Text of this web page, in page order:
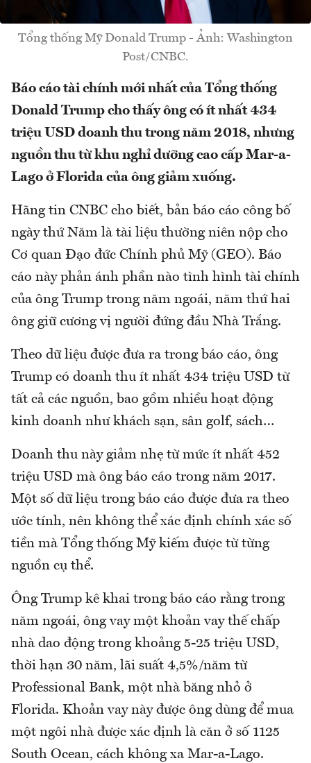
Tổng thống Mỹ Donald Trump - Ảnh: Washington
Post/CNBC.
Báo cáo tài chính mới nhất của Tổng thống
Donald Trump cho thấy ông có ít nhất 434
triệu USD doanh thu trong năm 2018, nhưng
nguồn thu từ khu nghỉ dưỡng cao cấp Mar-a-
Lago ở Florida của ông giảm xuống.
Hãng tin CNBC cho biết, bản báo cáo công bố
ngày thứ Năm là tài liệu thường niên nộp cho
Cơ quan Đạo đức Chính phủ Mỹ (GEO). Báo
cáo này phản ánh phần nào tình hình tài chính
của ông Trump trong năm ngoái, năm thứ hai
ông giữ cương vị người đứng đầu Nhà Trắng.
Theo dữ liệu được đưa ra trong báo cáo, ông
Trump có doanh thu ít nhất 434 triệu USD từ
tất cả các nguồn, bao gồm nhiều hoạt động
kinh doanh như khách sạn, sân golf, sách…
Doanh thu này giảm nhẹ từ mức ít nhất 452
triệu USD mà ông báo cáo trong năm 2017.
Một số dữ liệu trong báo cáo được đưa ra theo
ước tính, nên không thể xác định chính xác số
tiền mà Tổng thống Mỹ kiếm được từ từng
nguồn cụ thể.
Ông Trump kê khai trong báo cáo rằng trong
năm ngoái, ông vay một khoản vay thế chấp
nhà dao động trong khoảng 5-25 triệu USD,
thời hạn 30 năm, lãi suất 4,5%/năm từ
Professional Bank, một nhà băng nhỏ ở
Florida. Khoản vay này được ông dùng để mua
một ngôi nhà được xác định là căn ở số 1125
South Ocean, cách không xa Mar-a-Lago.